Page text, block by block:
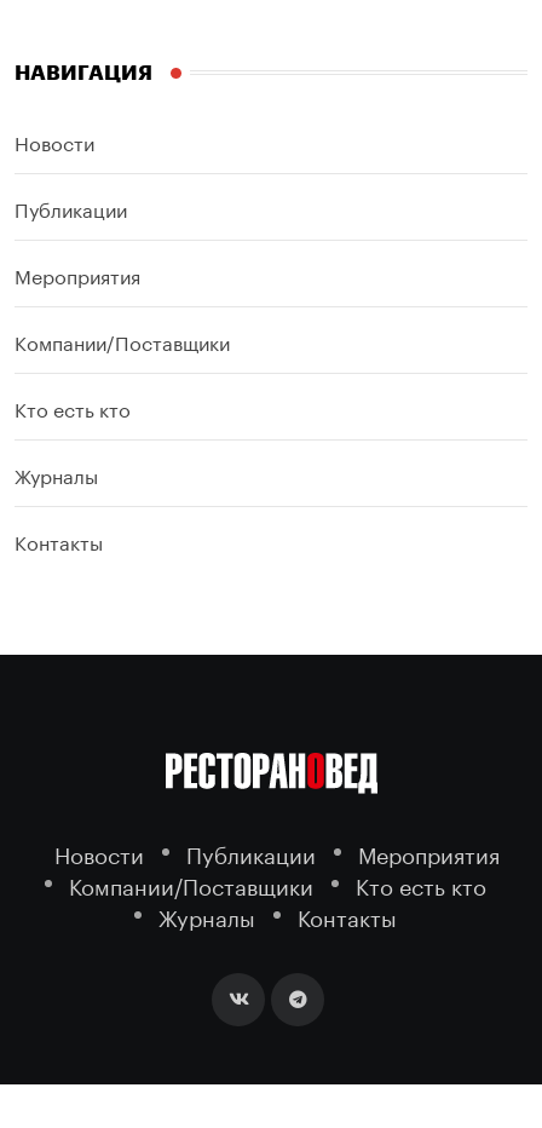
НАВИГАЦИЯ
Новости
Публикации
Мероприятия
Компании/Поставщики
Кто есть кто
Журналы
Контакты
Новости Публикации
Мероприятия
Компании/Поставщики
Кто есть кто
Журналы
Контакты